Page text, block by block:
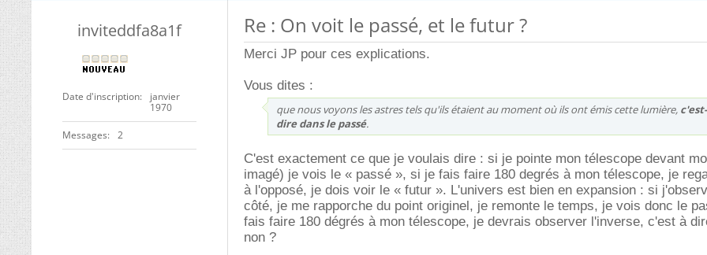
inviteddfa8a1f
Date d'inscription
janvier
1970
Messages 2
Re : On voit le passé, et le futur ?
Merci JP pour ces explications.
Vous dites :
que nous voyons les astres tels qu'ils étaient au moment où ils ont émis cette lumière,
dire dans le passé.
C'est exactement ce que je voulais dire : si je pointe mon télescope devant
imagé) je vois le « passé », si je fais faire 180 degrés à mon télescope, je
à l'opposé, je dois voir le « futur ». L'univers est bien en expansion : si
côté, je me rapporche du point originel, je remonte le temps, je vois donc le
fais faire 180 dégrés à mon télescope, je devrais observer l'inverse, c'est à
non ?